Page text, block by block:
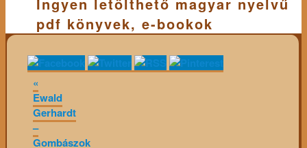
pdf könyvek, e-bookok
«
Ewald
Gerhardt
–
Gombászok